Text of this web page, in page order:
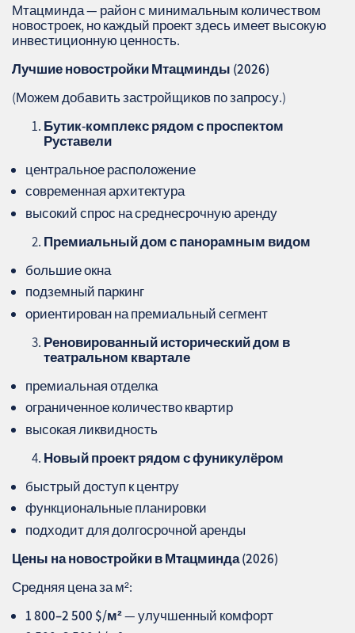
Мтацминда — район с минимальным количеством
новостроек, но каждый проект здесь имеет высокую
инвестиционную ценность.
Лучшие новостройки Мтацминды (2026)
(Можем добавить застройщиков по запросу.)
Бутик‑комплекс рядом с проспектом
Руставели
центральное расположение
современная архитектура
высокий спрос на среднесрочную аренду
Премиальный дом с панорамным видом
большие окна
подземный паркинг
ориентирован на премиальный сегмент
Реновированный исторический дом в
театральном квартале
премиальная отделка
ограниченное количество квартир
высокая ликвидность
Новый проект рядом с фуникулёром
быстрый доступ к центру
функциональные планировки
подходит для долгосрочной аренды
Цены на новостройки в Мтацминда (2026)
Средняя цена за м²:
1 800–2 500 $/м²— улучшенный комфорт